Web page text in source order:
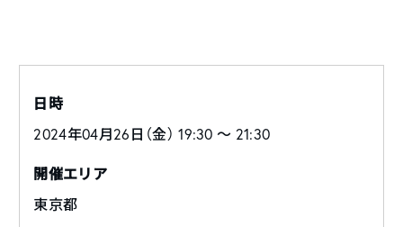
日時
2024年04月26日（金） 19:30 〜 21:30
開催エリア
東京都